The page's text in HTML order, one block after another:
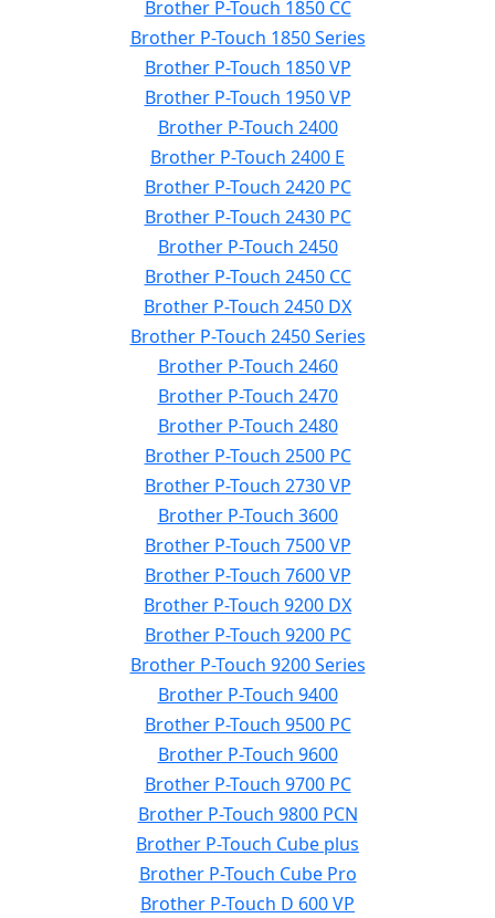
Brother P-Touch 1850 CC
Brother P-Touch 1850 Series
Brother P-Touch 1850 VP
Brother P-Touch 1950 VP
Brother P-Touch 2400
Brother P-Touch 2400 E
Brother P-Touch 2420 PC
Brother P-Touch 2430 PC
Brother P-Touch 2450
Brother P-Touch 2450 CC
Brother P-Touch 2450 DX
Brother P-Touch 2450 Series
Brother P-Touch 2460
Brother P-Touch 2470
Brother P-Touch 2480
Brother P-Touch 2500 PC
Brother P-Touch 2730 VP
Brother P-Touch 3600
Brother P-Touch 7500 VP
Brother P-Touch 7600 VP
Brother P-Touch 9200 DX
Brother P-Touch 9200 PC
Brother P-Touch 9200 Series
Brother P-Touch 9400
Brother P-Touch 9500 PC
Brother P-Touch 9600
Brother P-Touch 9700 PC
Brother P-Touch 9800 PCN
Brother P-Touch Cube plus
Brother P-Touch Cube Pro
Brother P-Touch D 600 VP